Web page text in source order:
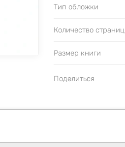
Тип обложки
Количество страниц
Размер книги
Поделиться